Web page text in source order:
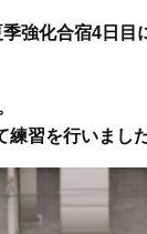
強化合宿4日目
習を行いました